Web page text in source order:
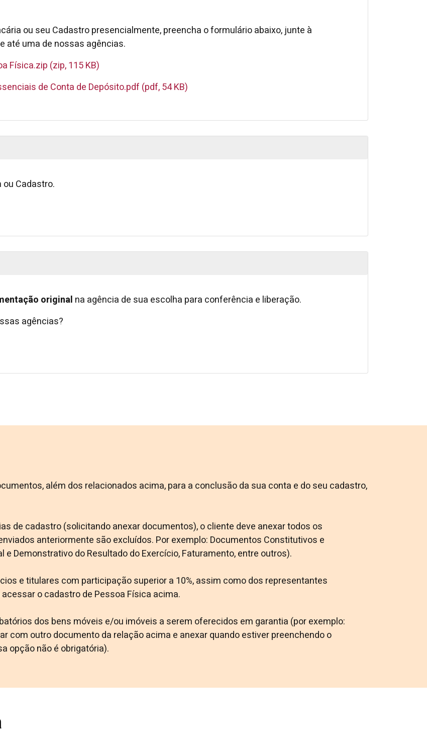
ou seu Cadastro presencialmente, preencha o formulário abaixo, junte à
até uma de nossas agências.
Física.zip (zip, 115 KB)
de Conta de Depósito.pdf (pdf, 54 KB)
Cadastro.
original na agência de sua escolha para conferência e liberação.
agências?
além dos relacionados acima, para a conclusão da sua conta e do seu cadastro,
de cadastro (solicitando anexar documentos), o cliente deve anexar todos os
anteriormente são excluídos. Por exemplo: Documentos Constitutivos e
Demonstrativo do Resultado do Exercício, Faturamento, entre outros).
e titulares com participação superior a 10%, assim como dos representantes
o cadastro de Pessoa Física acima.
dos bens móveis e/ou imóveis a serem oferecidos em garantia (por exemplo:
com outro documento da relação acima e anexar quando estiver preenchendo o
opção não é obrigatória).